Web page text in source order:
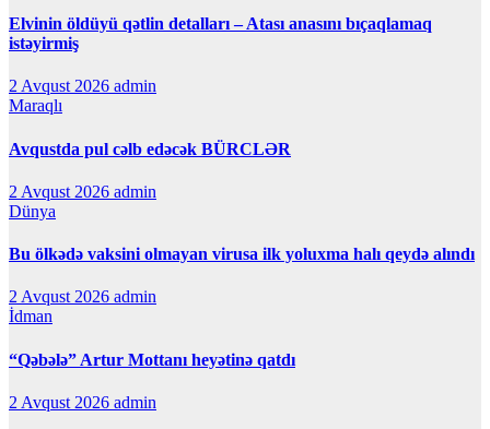
Elvinin öldüyü qətlin detalları – Atası anasını bıçaqlamaq
istəyirmiş
2 Avqust 2026 admin
Maraqlı
Avqustda pul cəlb edəcək BÜRCLƏR
2 Avqust 2026 admin
Dünya
Bu ölkədə vaksini olmayan virusa ilk yoluxma halı qeydə alındı
2 Avqust 2026 admin
İdman
“Qəbələ” Artur Mottanı heyətinə qatdı
2 Avqust 2026 admin